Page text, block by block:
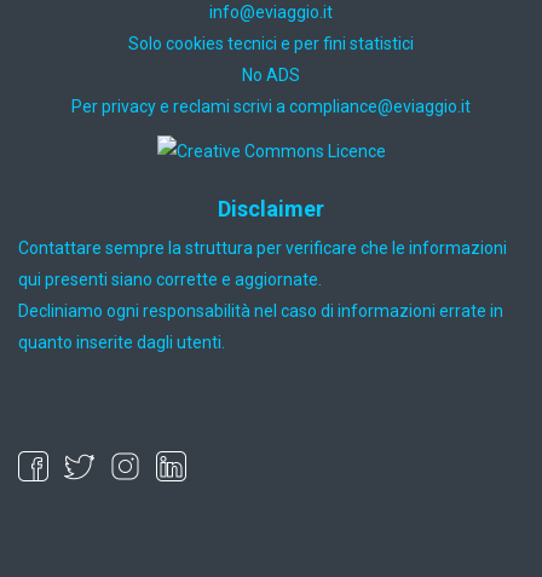
ti.oiggaive@ofni
Solo cookies tecnici e per fini statistici
No ADS
Per privacy e reclami scrivi a ti.oiggaive@ecnailpmoc
Disclaimer
Contattare sempre la struttura per verificare che le informazioni
qui presenti siano corrette e aggiornate.
Decliniamo ogni responsabilità nel caso di informazioni errate in
quanto inserite dagli utenti.